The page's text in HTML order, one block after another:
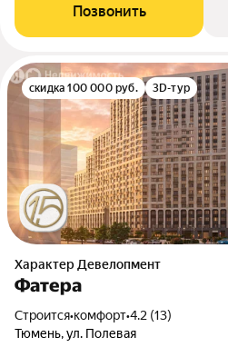
Позвонить
скидка 100 000 руб. 3D-тур
Характер Девелопмент
Фатера
Строится•комфорт•4.2 (13)
Тюмень, ул. Полевая